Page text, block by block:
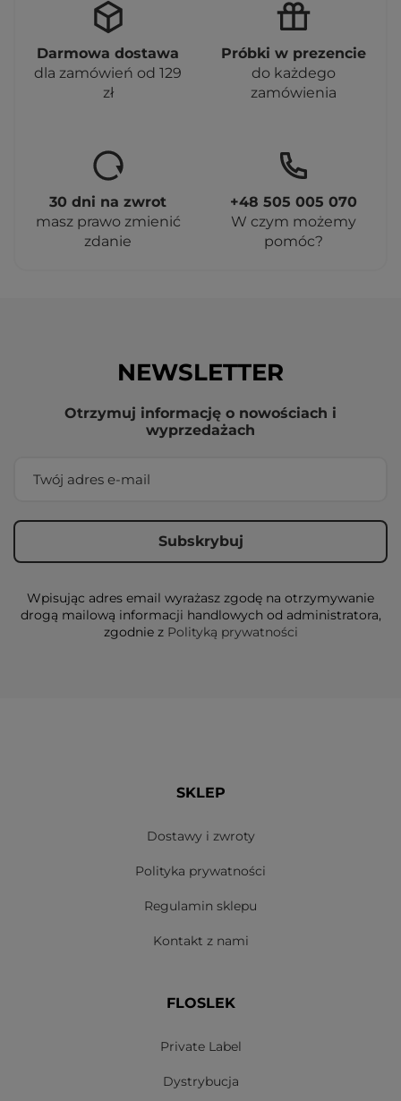
Darmowa dostawa
dla zamówień od 129
zł
Próbki w prezencie
do każdego
zamówienia
30 dni na zwrot
masz prawo zmienić
zdanie
+48 505 005 070
W czym możemy
pomóc?
NEWSLETTER
Otrzymuj informację o nowościach i
wyprzedażach
Wpisując adres email wyrażasz zgodę na otrzymywanie
drogą mailową informacji handlowych od administratora,
zgodnie z Polityką prywatności
SKLEP
Dostawy i zwroty
Polityka prywatności
Regulamin sklepu
Kontakt z nami
FLOSLEK
Private Label
Dystrybucja